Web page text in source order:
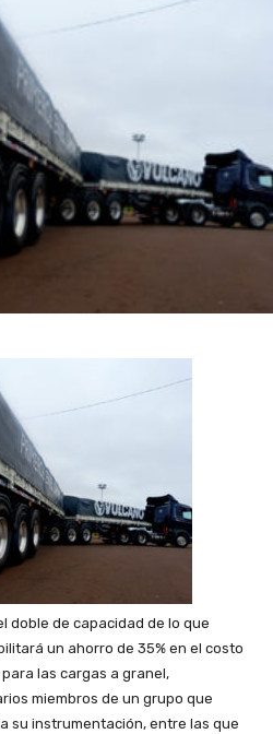
doble de capacidad de lo que
un ahorro de 35% en el costo
las cargas a granel,
miembros de un grupo que
su instrumentación, entre las que